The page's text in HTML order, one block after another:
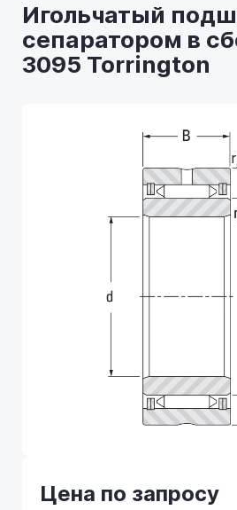
Игольчатый
сепаратором в
3095 Torrington
Цена по запросу